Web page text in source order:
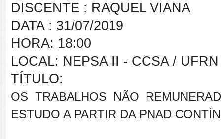
DISCENTE : RAQUEL VIANA
DATA : 31/07/2019
HORA: 18:00
LOCAL: NEPSA II - CCSA / UFRN
TÍTULO:
OS TRABALHOS NÃO
ESTUDO A PARTIR DA PNAD